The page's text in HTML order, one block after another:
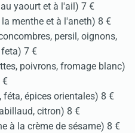
yaourt et à l'ail) 7 €
menthe et à l'aneth) 8 €
persil, oignons,
feta) 7 €
poivrons, fromage blanc)
€
épices orientales) 8 €
citron) 8 €
à la crème de sésame) 8 €